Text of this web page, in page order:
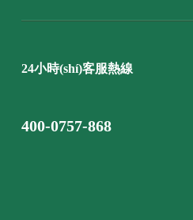
24小時(shí)客服熱線
400-0757-868